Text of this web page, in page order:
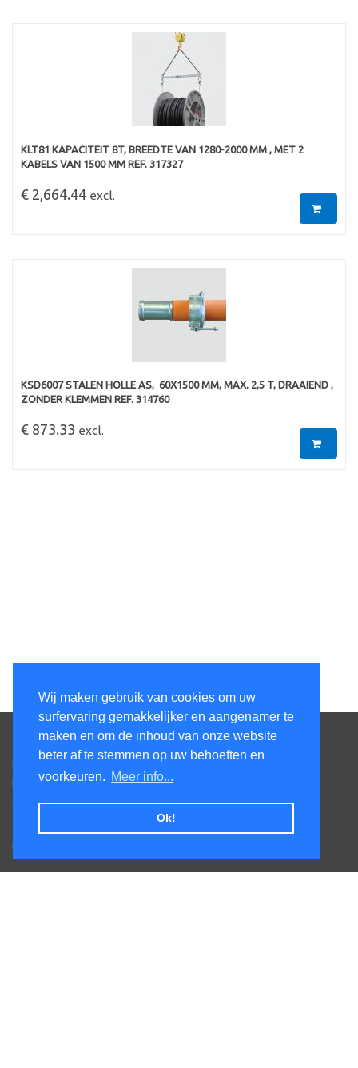
Wij maken gebruik van cookies om uw
surfervaring gemakkelijker en aangenamer te
maken en om de inhoud van onze website
beter af te stemmen op uw behoeften en
voorkeuren. Meer info...
Ok!
KLT81 KAPACITEIT 8T, BREEDTE VAN 1280-2000 MM , MET 2
KABELS VAN 1500 MM REF. 317327
€ 2,664.44 excl.
KSD6007 STALEN HOLLE AS,  60X1500 MM, MAX. 2,5 T, DRAAIEND ,
ZONDER KLEMMEN REF. 314760
€ 873.33 excl.
Contacteer ons
Honsdonkstraat 25A
3120 Tremelo